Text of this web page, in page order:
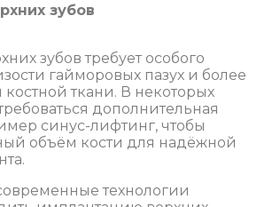
зубов
зубов требует особого
гайморовых пазух и более
костной ткани. В некоторых
дополнительная
синус-лифтинг, чтобы
объём кости для надёжной
технологии